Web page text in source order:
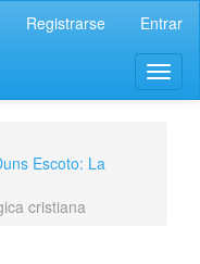
Registrarse Entrar
Escoto: La
cristiana